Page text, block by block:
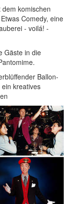
komischen
Comedy, eine
- voilá! -
Gäste in die
Ballon-
kreatives